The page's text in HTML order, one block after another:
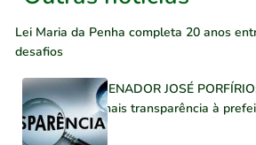
Lei Maria da Penha completa 20 anos
desafios
SENADOR JOSÉ
mais transparência à